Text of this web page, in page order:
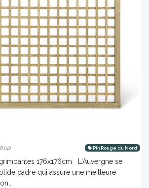
Pin Rouge du Nord
176x176cm L'Auvergne se
cadre qui assure une meilleure